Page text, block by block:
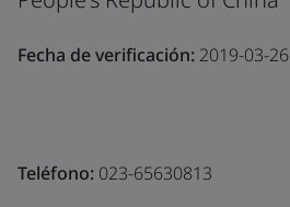
Fecha de verificación: 2019-03-26
Teléfono: 023-65630813